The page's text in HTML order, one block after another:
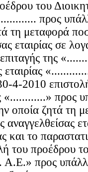
του
προς
τη μεταφορά
εταιρίας σε
της
4-2010
«............» προς
οποία ζητά τη
και το
του προέδρου
Α.Ε.» προς